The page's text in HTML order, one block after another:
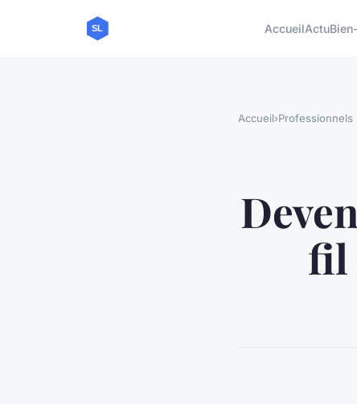
AccueilActu
Accueil›Professionnels
fil